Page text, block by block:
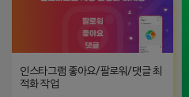
인스타그램 좋아요/팔로워/댓글 최
적화 작업